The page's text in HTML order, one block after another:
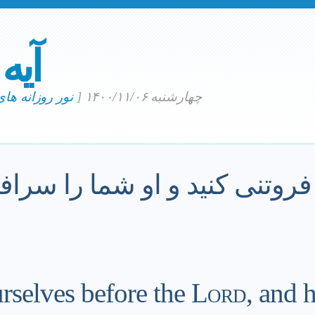
چهارشنبه ۱۴۰۰/۱۱/۰۶ [نور روزانه
كنيد و او شما را
before theLord, and